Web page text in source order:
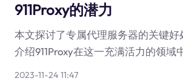
911Proxy的潜力
本文探讨了专属代理服务器的关键好
介绍911Proxy在这一充满活力的领域
2023-11-24 11:47